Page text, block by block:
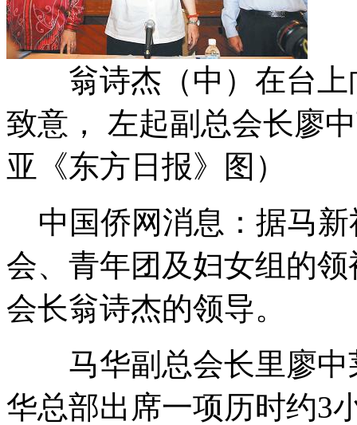
翁诗杰（中）在台上
致意， 左起副总会长廖
亚《东方日报》图）
中国侨网消息：据马新
会、青年团及妇女组的
会长翁诗杰的领导。
马华副总会长里廖中
华总部出席一项历时约3